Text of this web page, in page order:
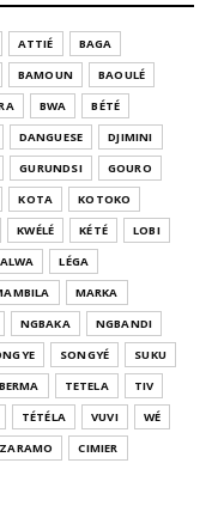
ATTIÉ
BAGA
BAMOUN
BAOULÉ
BWA
BÉTÉ
DANGUESE
DJIMINI
GURUNDSI
GOURO
KOTA
KOTOKO
KWÉLÉ KÉTÉ
LOBI
LÉGA
MARKA
NGBAKA
NGBANDI
SONGYÉ
SUKU
TETELA
TIV
TÉTÉLA VUVI
WÉ
ZARAMO
CIMIER